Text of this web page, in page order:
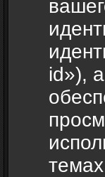
id»),